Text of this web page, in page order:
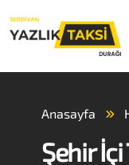
Anasayfa
Şehir İçi